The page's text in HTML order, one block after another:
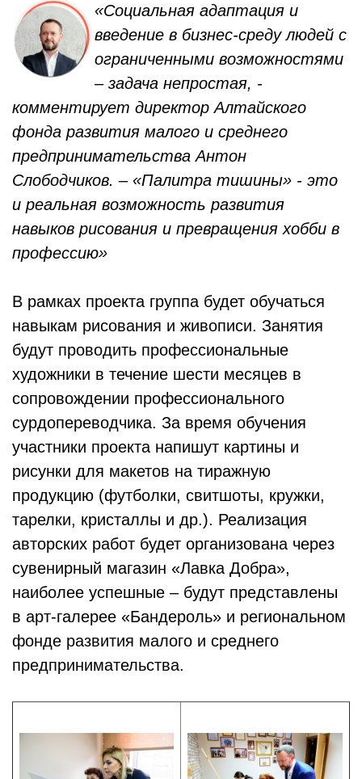
«Социальная адаптация и
введение в бизнес-среду людей с
ограниченными возможностями
– задача непростая, -
комментирует директор Алтайского
фонда развития малого и среднего
предпринимательства Антон
Слободчиков. – «Палитра тишины» - это
и реальная возможность развития
навыков рисования и превращения хобби в
профессию»
В рамках проекта группа будет обучаться
навыкам рисования и живописи. Занятия
будут проводить профессиональные
художники в течение шести месяцев в
сопровождении профессионального
сурдопереводчика. За время обучения
участники проекта напишут картины и
рисунки для макетов на тиражную
продукцию (футболки, свитшоты, кружки,
тарелки, кристаллы и др.). Реализация
авторских работ будет организована через
сувенирный магазин «Лавка Добра»,
наиболее успешные – будут представлены
в арт-галерее «Бандероль» и региональном
фонде развития малого и среднего
предпринимательства.